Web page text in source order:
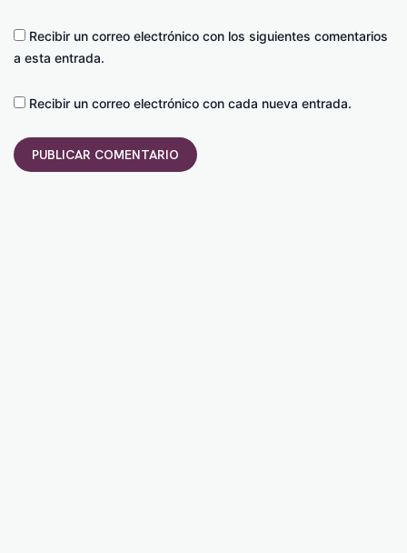
Recibir un correo electrónico con los siguientes comentarios
a esta entrada.
Recibir un correo electrónico con cada nueva entrada.